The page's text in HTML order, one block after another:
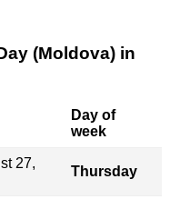
(Moldova) in
Day of
week
27,
Thursday